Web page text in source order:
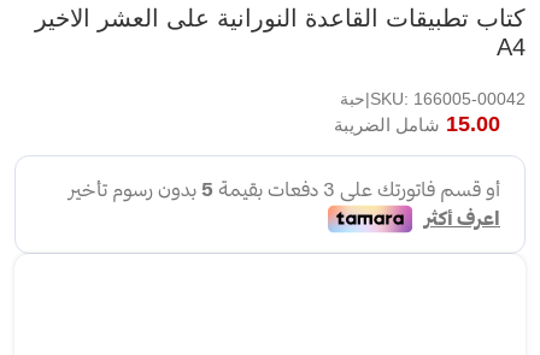
كتاب تطبيقات القاعدة النورانية على العشر الاخير
A4
SKU: 166005-00042|حبة
15.00 شامل الضريبة